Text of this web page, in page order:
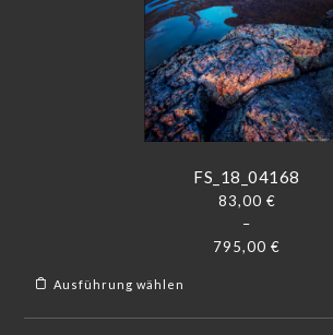
FS_18_04168
83,00 €
–
795,00 €
Ausführung wählen